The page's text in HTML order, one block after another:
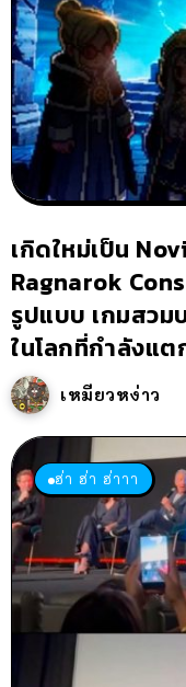
เกิดใหม่เป็น
Ragnarok
รูปแบบ เกมสว
ในโลกที่กำลังแ
เหมียวหง่าว
ฮ่า ฮ่า ฮ่าาา